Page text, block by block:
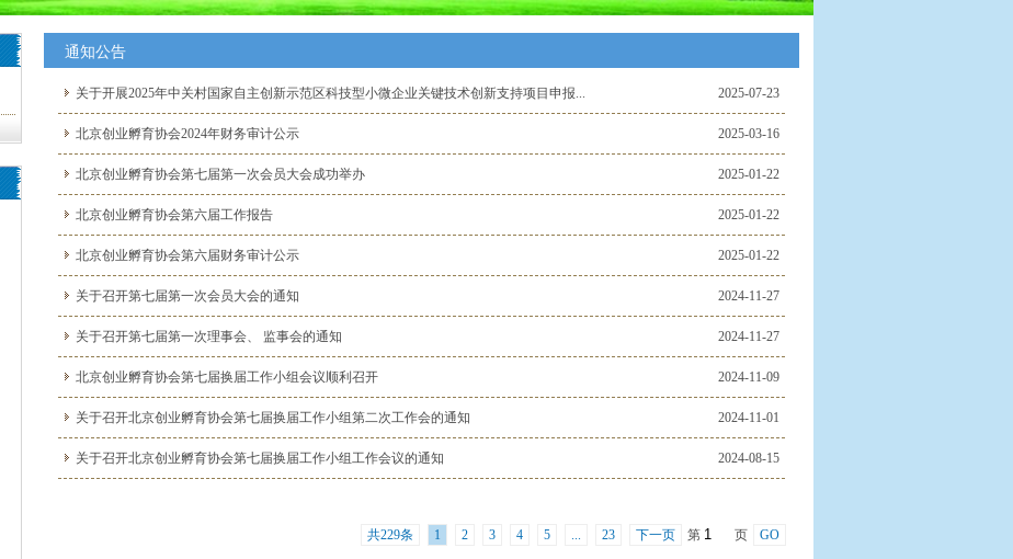
通知公告
2025-07-23
关于开展2025年中关村国家自主创新示范区科技型小微企业关键技术创新支持项目申报...
2025-03-16
北京创业孵育协会2024年财务审计公示
2025-01-22
北京创业孵育协会第七届第一次会员大会成功举办
2025-01-22
北京创业孵育协会第六届工作报告
2025-01-22
北京创业孵育协会第六届财务审计公示
2024-11-27
关于召开第七届第一次会员大会的通知
2024-11-27
关于召开第七届第一次理事会、 监事会的通知
2024-11-09
北京创业孵育协会第七届换届工作小组会议顺利召开
2024-11-01
关于召开北京创业孵育协会第七届换届工作小组第二次工作会的通知
2024-08-15
关于召开北京创业孵育协会第七届换届工作小组工作会议的通知
共229条 1 2 3 4 5 ... 23 下一页 第 页 GO